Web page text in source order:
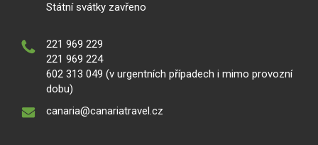
Státní svátky zavřeno
221 969 229
221 969 224
602 313 049 (v urgentních případech i mimo provozní
dobu)
canaria@canariatravel.cz